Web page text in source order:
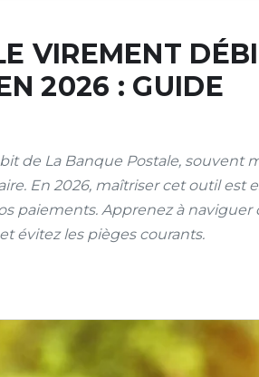
VIREMENT
2026 : GUIDE
de La Banque Postale, souvent
En 2026, maîtriser cet outil est
paiements. Apprenez à naviguer
évitez les pièges courants.